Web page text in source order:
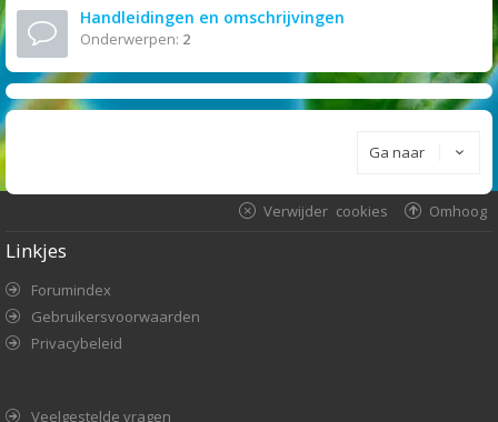
Handleidingen en omschrijvingen
Onderwerpen: 2
Ga naar
Omhoog
Verwijder cookies
Linkjes
Forumindex
Gebruikersvoorwaarden
Privacybeleid
Veelgestelde vragen